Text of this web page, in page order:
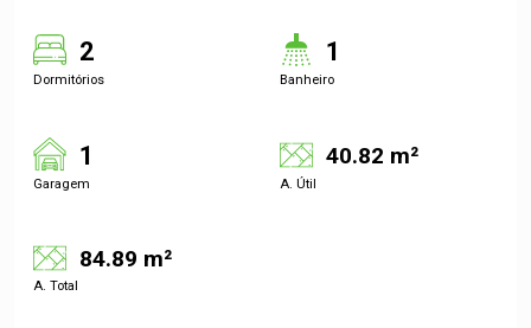
2
Dormitórios
1
Banheiro
1
Garagem
40.82 m²
A. Útil
84.89 m²
A. Total